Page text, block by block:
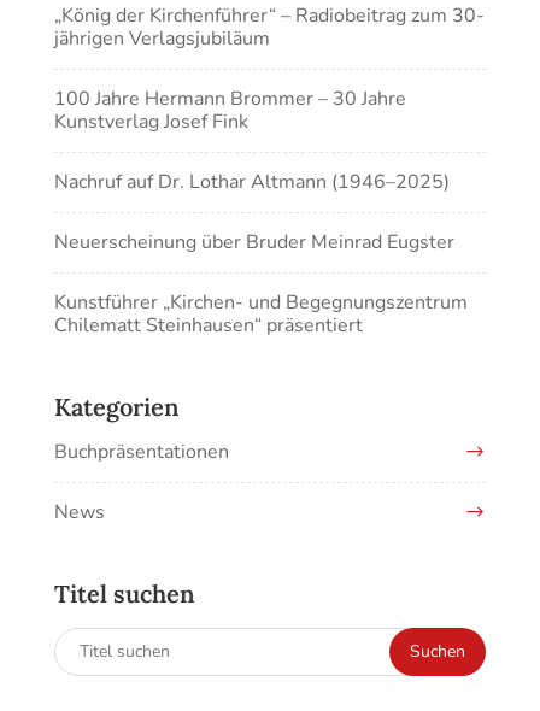
„König der Kirchenführer“ – Radiobeitrag zum 30-
jährigen Verlagsjubiläum
100 Jahre Hermann Brommer – 30 Jahre
Kunstverlag Josef Fink
Nachruf auf Dr. Lothar Altmann (1946–2025)
Neuerscheinung über Bruder Meinrad Eugster
Kunstführer „Kirchen- und Begegnungszentrum
Chilematt Steinhausen“ präsentiert
Kategorien
Buchpräsentationen
News
Titel suchen
Suchen
nach:
Suchen